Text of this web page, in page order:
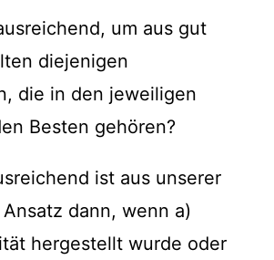
um aus gut
diejenigen
die in den jeweiligen
Besten gehören?
ist aus unserer
dann, wenn a)
hergestellt wurde oder